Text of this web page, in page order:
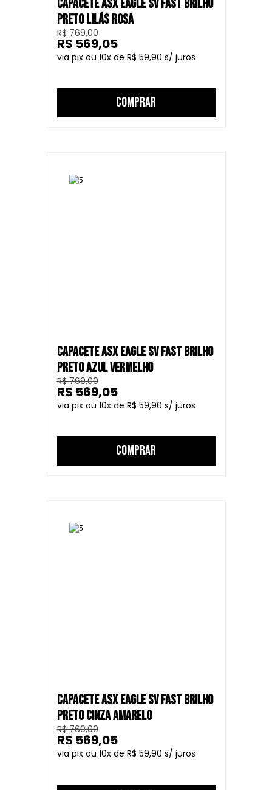
CAPACETE ASX EAGLE SV FAST BRILHO
PRETO LILÁS ROSA
R$ 769,00
10
R$ 59,90
R$ 569,05
COMPRAR
CAPACETE ASX EAGLE SV FAST BRILHO
PRETO AZUL VERMELHO
R$ 769,00
10
R$ 59,90
R$ 569,05
COMPRAR
CAPACETE ASX EAGLE SV FAST BRILHO
PRETO CINZA AMARELO
R$ 769,00
10
R$ 59,90
R$ 569,05